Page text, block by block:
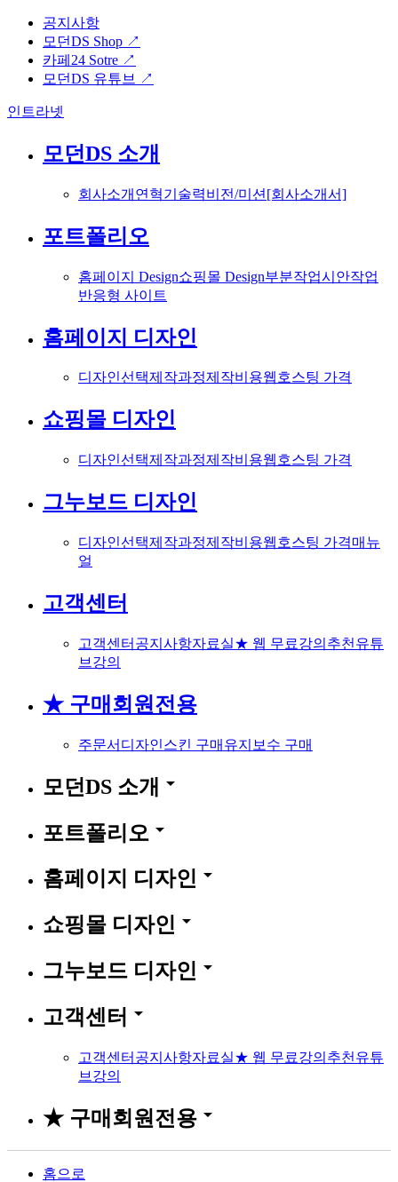
공지사항
모던DS Shop ↗
카페24 Sotre ↗
모던DS 유튜브 ↗
인트라넷
모던DS 소개
회사소개 연혁기술력비전/미션 [회사소개서]
포트폴리오
홈페이지 Design쇼핑몰 Design부분작업시안작업
반응형 사이트
홈페이지 디자인
디자인선택제작과정제작비용웹호스팅 가격
쇼핑몰 디자인
디자인선택제작과정제작비용웹호스팅 가격
그누보드 디자인
디자인선택제작과정제작비용웹호스팅 가격매뉴
얼
고객센터
고객센터 공지사항자료실★ 웹 무료강의 추천유튜
브강의
★ 구매회원전용
주문서 디자인스킨 구매 유지보수 구매
모던DS 소개 arrow_drop_down
포트폴리오 arrow_drop_down
홈페이지 디자인 arrow_drop_down
쇼핑몰 디자인 arrow_drop_down
그누보드 디자인 arrow_drop_down
고객센터 arrow_drop_down
고객센터 공지사항자료실★ 웹 무료강의 추천유튜
브강의
★ 구매회원전용 arrow_drop_down
홈으로